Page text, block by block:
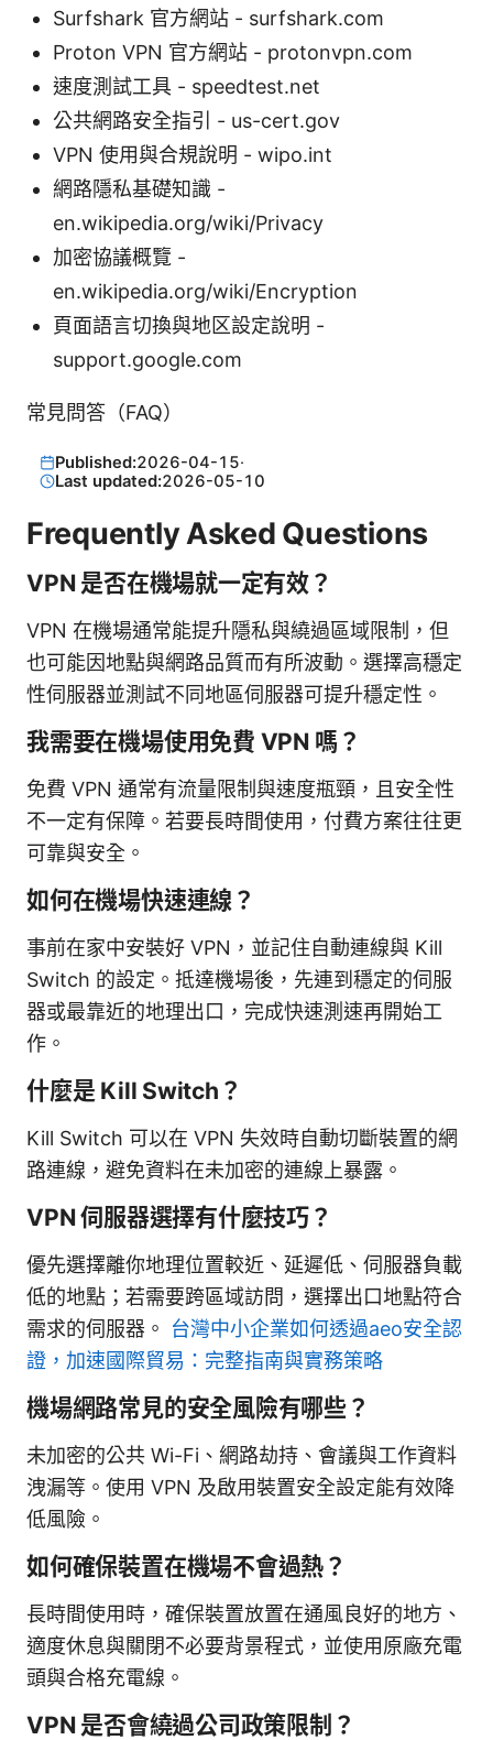
Surfshark 官方網站 - surfshark.com
Proton VPN 官方網站 - protonvpn.com
速度測試工具 - speedtest.net
公共網路安全指引 - us-cert.gov
VPN 使用與合規說明 - wipo.int
網路隱私基礎知識 -
en.wikipedia.org/wiki/Privacy
加密協議概覽 -
en.wikipedia.org/wiki/Encryption
頁面語言切換與地区設定說明 -
support.google.com
常見問答（FAQ）
Published:2026-04-15·
Last updated:2026-05-10
Frequently Asked Questions
VPN 是否在機場就一定有效？
VPN 在機場通常能提升隱私與繞過區域限制，但
也可能因地點與網路品質而有所波動。選擇高穩定
性伺服器並測試不同地區伺服器可提升穩定性。
我需要在機場使用免費 VPN 嗎？
免費 VPN 通常有流量限制與速度瓶頸，且安全性
不一定有保障。若要長時間使用，付費方案往往更
可靠與安全。
如何在機場快速連線？
事前在家中安裝好 VPN，並記住自動連線與 Kill
Switch 的設定。抵達機場後，先連到穩定的伺服
器或最靠近的地理出口，完成快速測速再開始工
作。
什麼是 Kill Switch？
Kill Switch 可以在 VPN 失效時自動切斷裝置的網
路連線，避免資料在未加密的連線上暴露。
VPN 伺服器選擇有什麼技巧？
優先選擇離你地理位置較近、延遲低、伺服器負載
低的地點；若需要跨區域訪問，選擇出口地點符合
需求的伺服器。 台灣中小企業如何透過aeo安全認
證，加速國際貿易：完整指南與實務策略
機場網路常見的安全風險有哪些？
未加密的公共 Wi-Fi、網路劫持、會議與工作資料
洩漏等。使用 VPN 及啟用裝置安全設定能有效降
低風險。
如何確保裝置在機場不會過熱？
長時間使用時，確保裝置放置在通風良好的地方、
適度休息與關閉不必要背景程式，並使用原廠充電
頭與合格充電線。
VPN 是否會繞過公司政策限制？